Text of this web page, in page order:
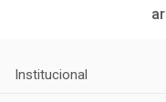
Institucional